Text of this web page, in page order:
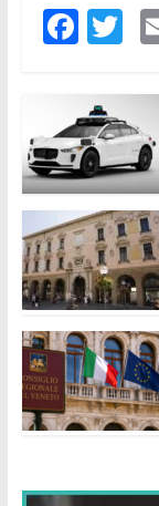
F
ac
e
b
o
o
k
T
w
itt
er